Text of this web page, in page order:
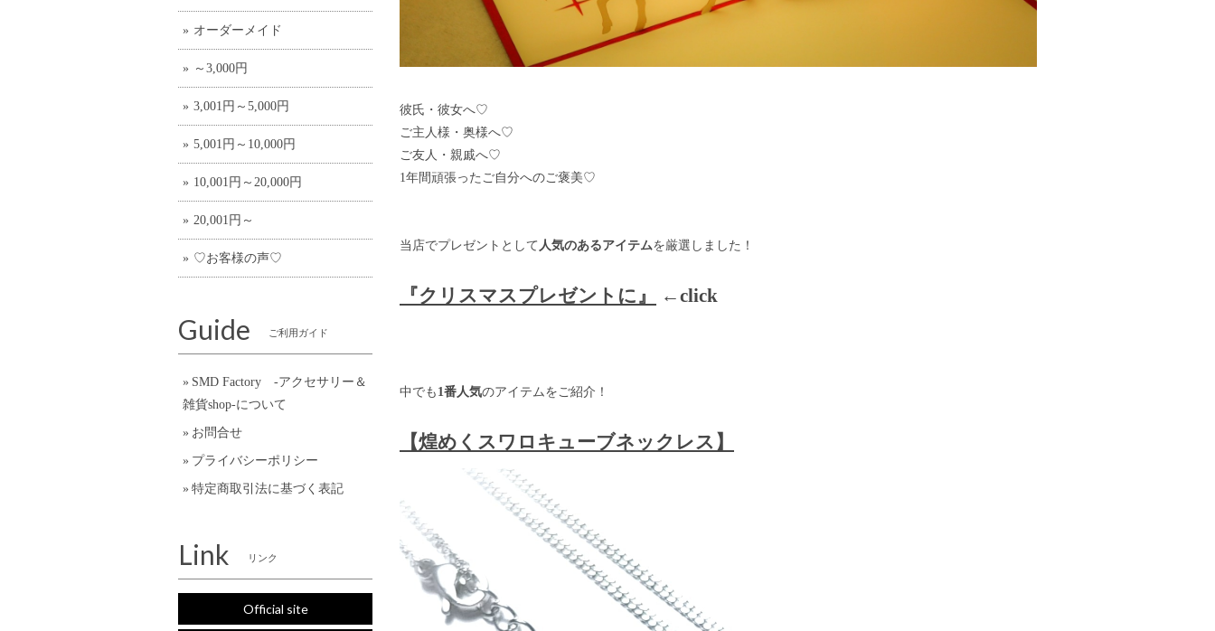
彼氏・彼女へ♡
ご主人様・奥様へ♡
ご友人・親戚へ♡
1年間頑張ったご自分へのご褒美♡
当店でプレゼントとして 人気のあるアイテムを厳選しました！
『クリスマスプレゼントに』 ←click
中でも 1番人気のアイテムをご紹介！
【煌めくスワロキューブネックレス】
オーダーメイド
～3,000円
3,001円～5,000円
5,001円～10,000円
10,001円～20,000円
20,001円～
♡お客様の声♡
Guide ご利用ガイド
SMD Factory -アクセサリー＆
雑貨shop-について
お問合せ
プライバシーポリシー
特定商取引法に基づく表記
Link リンク
Official site